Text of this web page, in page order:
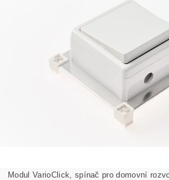
Modul VarioClick, spínač pro domovní